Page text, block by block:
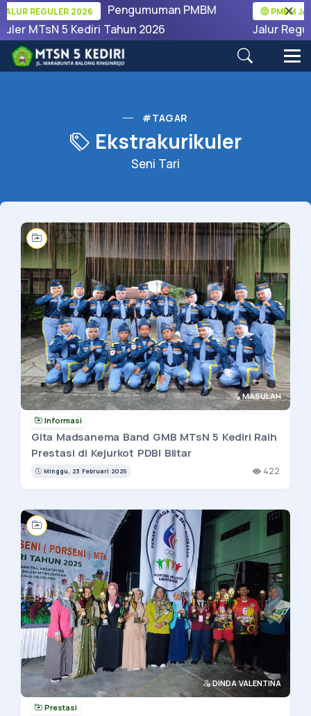
REGULER 2026
Pengumuman PMBM
MTsN 5 Kediri Tahun 2026
PMBM
Jalur
#TAGAR
Ekstrakurikuler
Seni Tari
MASULAH
Informasi
Gita Madsanema Band GMB MTsN 5 Kediri Raih
Prestasi di Kejurkot PDBI Blitar
Minggu, 23 Februari 2025 422
DINDA VALENTINA
Prestasi